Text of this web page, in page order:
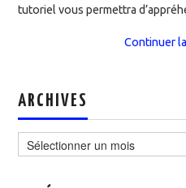
tutoriel vous permettra
Continuer
ARCHIVES